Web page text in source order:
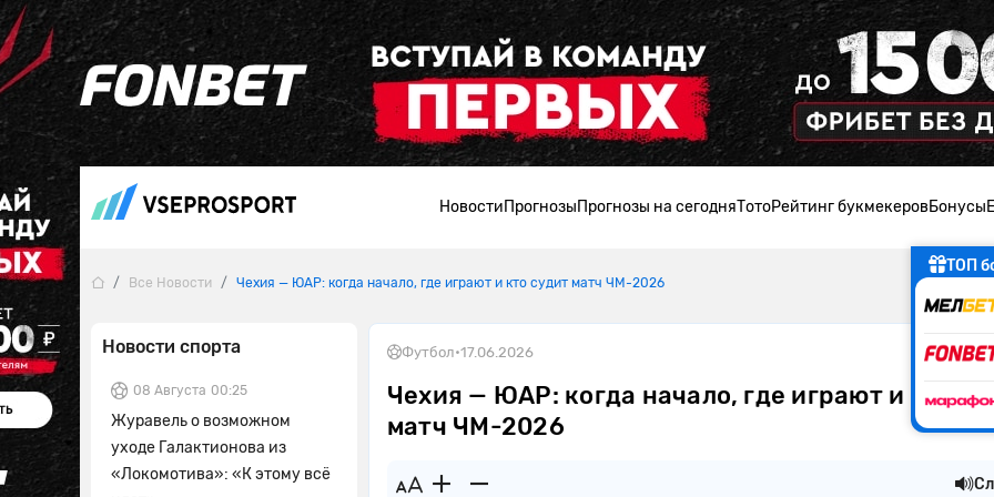
НовостиПрогнозыПрогнозы на сегодняТотоРейтинг букмекеровБонусы
ТОП
Все Новости Чехия — ЮАР: когда начало, где играют и кто судит матч ЧМ-2026
Новости спорта
08 Августа 00:25
Журавель о возможном
уходе Галактионова из
«Локомотива»: «К этому всё
Футбол•17.06.2026
Чехия — ЮАР: когда начало, где играют и кто
матч ЧМ-2026